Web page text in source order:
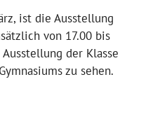
ist die Ausstellung
von 17.00 bis
der Klasse
zu sehen.